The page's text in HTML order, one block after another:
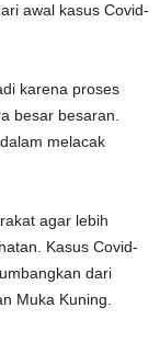
awal kasus Covid-
karena proses
besar besaran.
melacak
agar lebih
Kasus Covid-
dari
Muka Kuning.